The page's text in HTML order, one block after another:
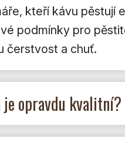
kteří kávu pěstují
podmínky pro
čerstvost a chuť.
je opravdu kvalitní?